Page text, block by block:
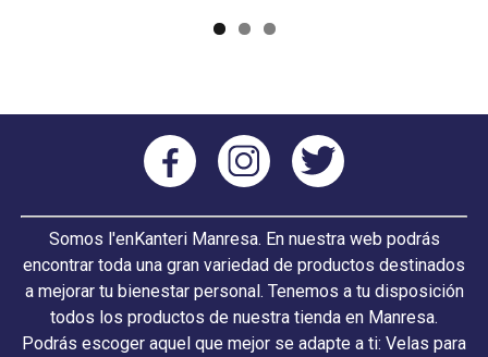
Somos l'enKanteri Manresa. En nuestra web podrás
encontrar toda una gran variedad de productos destinados
a mejorar tu bienestar personal. Tenemos a tu disposición
todos los productos de nuestra tienda en Manresa.
Podrás escoger aquel que mejor se adapte a ti: Velas para